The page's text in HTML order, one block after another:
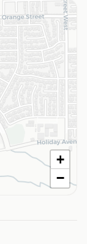
+
−